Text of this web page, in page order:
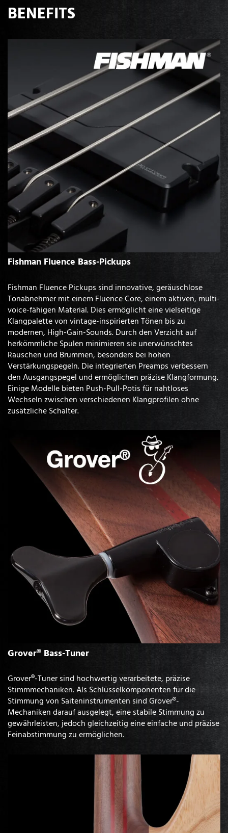
BENEFITS
Fishman Fluence Bass-Pickups
Fishman Fluence Pickups sind innovative, geräuschlose
Tonabnehmer mit einem Fluence Core, einem aktiven, multi-
voice-fähigen Material. Dies ermöglicht eine vielseitige
Klangpalette von vintage-inspirierten Tönen bis zu
modernen, High-Gain-Sounds. Durch den Verzicht auf
herkömmliche Spulen minimieren sie unerwünschtes
Rauschen und Brummen, besonders bei hohen
Verstärkungspegeln. Die integrierten Preamps verbessern
den Ausgangspegel und ermöglichen präzise Klangformung.
Einige Modelle bieten Push-Pull-Potis für nahtloses
Wechseln zwischen verschiedenen Klangprofilen ohne
zusätzliche Schalter.
Grover® Bass-Tuner
Grover®-Tuner sind hochwertig verarbeitete, präzise
Stimmmechaniken. Als Schlüsselkomponenten für die
Stimmung von Saiteninstrumenten sind Grover®-
Mechaniken darauf ausgelegt, eine stabile Stimmung zu
gewährleisten, jedoch gleichzeitig eine einfache und präzise
Feinabstimmung zu ermöglichen.